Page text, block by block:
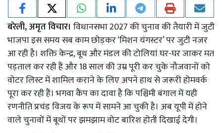
बरेली, अमृत विचार। विधानसभा 2027 की चुनाव की तैयारी में जुटी
भाजपा इस समय सब काम छोड़कर ‘मिशन यंगस्टर’ पर जुटी नजर
आ रही है। शक्ति केन्द्र, बूथ और मंडल की टोलियां घर-घर जाकर मत
पड़ताल कर रही हैं और 18 साल की उम्र पूरी कर चुके नौजवानों को
वोटर लिस्ट में शामिल कराने के लिए अपने हाथ से जरूरी होमवर्क
पूरा कर रही हैं। भगवा कैंप का दावा है कि पश्चिमी बंगाल में यही
रणनीति प्रचंड विजय के रूप में सामने आ चुकी है। अब यूपी में होने
वाले चुनावों में बूथों पर झमझाम वोट बारिश होती दिखाई देगी।